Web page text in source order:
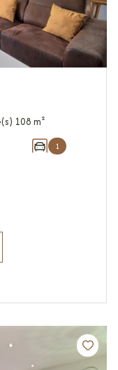
Maison 4 pièce(s) 3 chambre(s) 108 m²
1